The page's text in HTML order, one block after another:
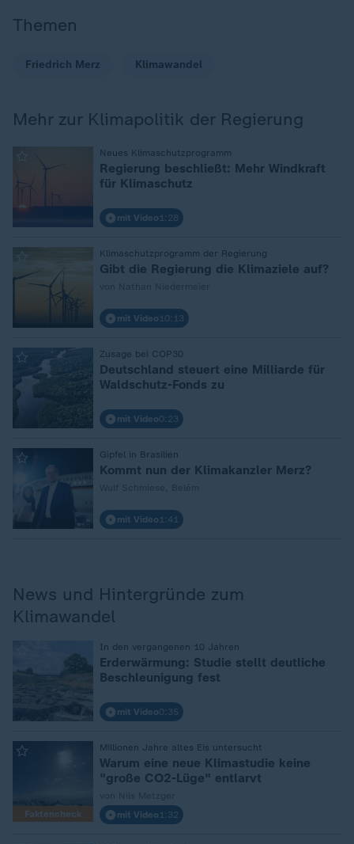
Themen
Friedrich Merz Klimawandel
Mehr zur Klimapolitik der Regierung
Neues Klimaschutzprogramm
Regierung beschließt: Mehr Windkraft
für Klimaschutz
mit Video 1:28
Klimaschutzprogramm der Regierung
Gibt die Regierung die Klimaziele auf?
mit Video 10:13
Zusage bei COP30
Deutschland steuert eine Milliarde für
Waldschutz-Fonds zu
mit Video0:23
Gipfel in Brasilien
Kommt nun der Klimakanzler Merz?
mit Video 1:41
News und Hintergründe zum
Klimawandel
In den vergangenen 10 Jahren
Erderwärmung: Studie stellt deutliche
Beschleunigung fest
mit Video0:35
Faktencheck
Millionen Jahre altes Eis untersucht
Warum eine neue Klimastudie keine
"große CO2-Lüge" entlarvt
mit Video 1:32